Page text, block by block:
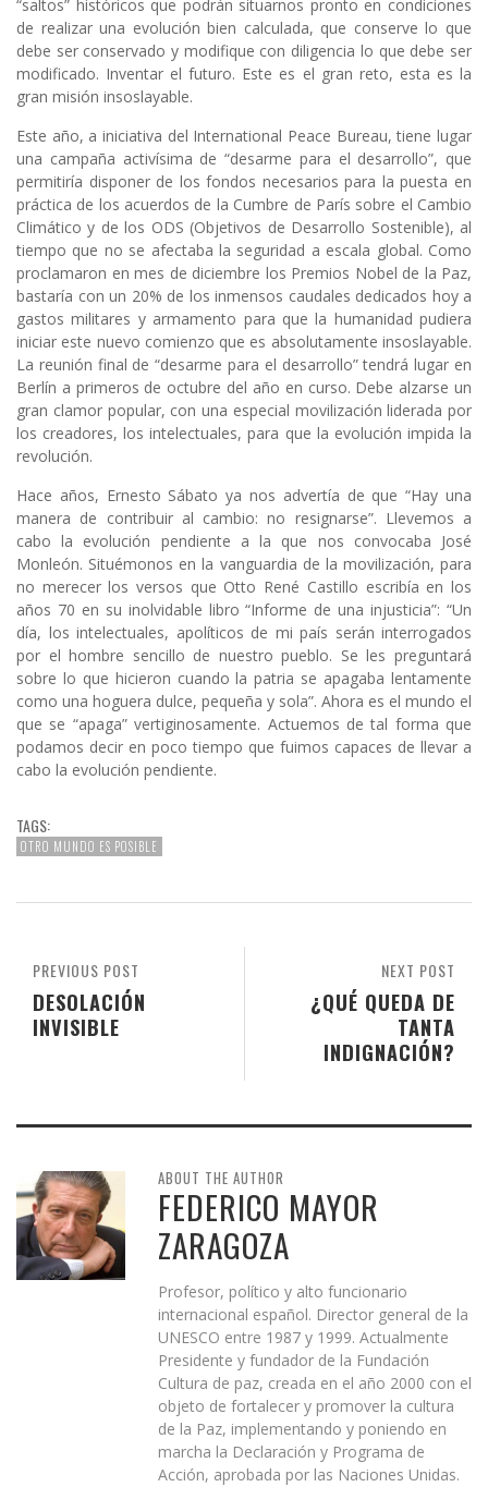
“saltos” históricos que podrán situarnos pronto en condiciones
de realizar una evolución bien calculada, que conserve lo que
debe ser conservado y modifique con diligencia lo que debe ser
modificado. Inventar el futuro. Este es el gran reto, esta es la
gran misión insoslayable.
Este año, a iniciativa del International Peace Bureau, tiene lugar
una campaña activísima de “desarme para el desarrollo”, que
permitiría disponer de los fondos necesarios para la puesta en
práctica de los acuerdos de la Cumbre de París sobre el Cambio
Climático y de los ODS (Objetivos de Desarrollo Sostenible), al
tiempo que no se afectaba la seguridad a escala global. Como
proclamaron en mes de diciembre los Premios Nobel de la Paz,
bastaría con un 20% de los inmensos caudales dedicados hoy a
gastos militares y armamento para que la humanidad pudiera
iniciar este nuevo comienzo que es absolutamente insoslayable.
La reunión final de “desarme para el desarrollo” tendrá lugar en
Berlín a primeros de octubre del año en curso. Debe alzarse un
gran clamor popular, con una especial movilización liderada por
los creadores, los intelectuales, para que la evolución impida la
revolución.
Hace años, Ernesto Sábato ya nos advertía de que “Hay una
manera de contribuir al cambio: no resignarse”. Llevemos a
cabo la evolución pendiente a la que nos convocaba José
Monleón. Situémonos en la vanguardia de la movilización, para
no merecer los versos que Otto René Castillo escribía en los
años 70 en su inolvidable libro “Informe de una injusticia”: “Un
día, los intelectuales, apolíticos de mi país serán interrogados
por el hombre sencillo de nuestro pueblo. Se les preguntará
sobre lo que hicieron cuando la patria se apagaba lentamente
como una hoguera dulce, pequeña y sola”. Ahora es el mundo el
que se “apaga” vertiginosamente. Actuemos de tal forma que
podamos decir en poco tiempo que fuimos capaces de llevar a
cabo la evolución pendiente.
TAGS:
OTRO MUNDO ES POSIBLE
NEXT POST
¿QUÉ QUEDA DE
TANTA
INDIGNACIÓN?
PREVIOUS POST
DESOLACIÓN
INVISIBLE
ABOUT THE AUTHOR
FEDERICO MAYOR
ZARAGOZA
Profesor, político y alto funcionario
internacional español. Director general de la
UNESCO entre 1987 y 1999. Actualmente
Presidente y fundador de la Fundación
Cultura de paz, creada en el año 2000 con el
objeto de fortalecer y promover la cultura
de la Paz, implementando y poniendo en
marcha la Declaración y Programa de
Acción, aprobada por las Naciones Unidas.